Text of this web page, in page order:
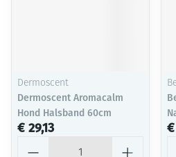
Dermoscent
Dermoscent Aromacalm
Hond Halsband 60cm
€ 29,13